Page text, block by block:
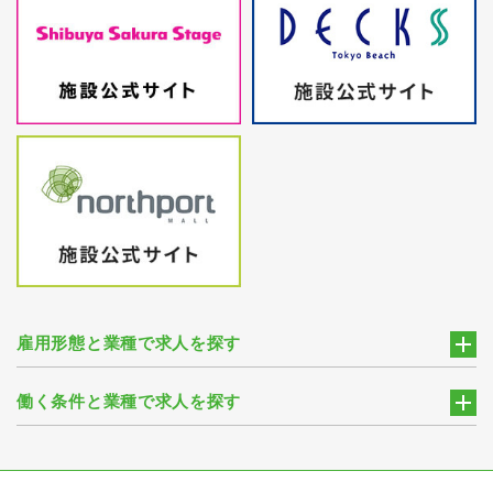
雇用形態と業種で求人を探す
働く条件と業種で求人を探す